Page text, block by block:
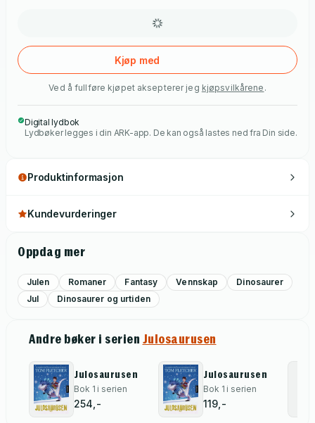
Kjøp med
Ved å fullføre kjøpet aksepterer jeg kjøpsvilkårene .
Digital lydbok
Lydbøker legges i din ARK-app. De kan også lastes ned fra Din side.
Produktinformasjon
Kundevurderinger
Oppdag mer
Julen Romaner Fantasy Vennskap
Dinosaurer
Jul
Dinosaurer og urtiden
Andre bøker i serien Julosaurusen
Julosaurusen
Bok 1 i serien
254,-
Julosaurusen
Bok 1 i serien
119,-